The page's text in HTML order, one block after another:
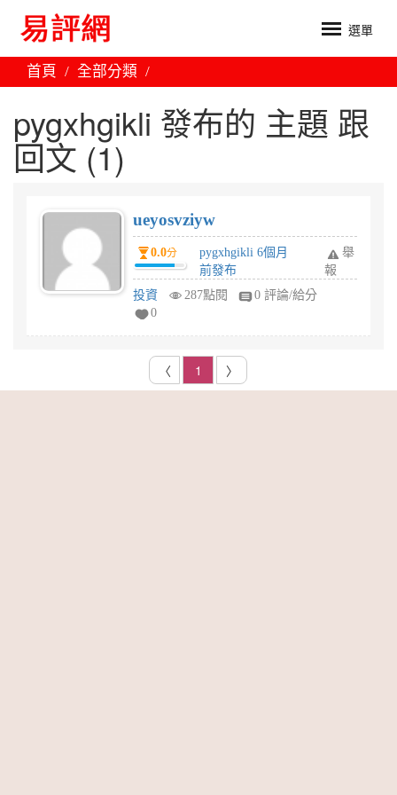
選單
首頁 全部分類
pygxhgikli 發布的 主題 跟
回文 (1)
ueyosvziyw
0.0分
pygxhgikli 6個月
前發布
舉
報
投資
287點閱
0 評論/給分
0
〈 1 〉